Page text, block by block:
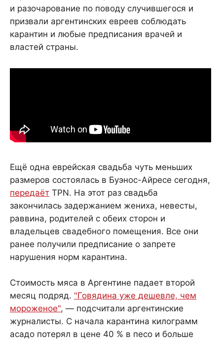
и разочарование по поводу случившегося и
призвали аргентинских евреев соблюдать
карантин и любые предписания врачей и
властей страны.
Ещё одна еврейская свадьба чуть меньших
размеров состоялась в Буэнос-Айресе сегодня,
передаёт TPN. На этот раз свадьба
закончилась задержанием жениха, невесты,
раввина, родителей с обеих сторон и
владельцев свадебного помещения. Все они
ранее получили предписание о запрете
нарушения норм карантина.
Стоимость мяса в Аргентине падает второй
месяц подряд. "Говядина уже дешевле, чем
мороженое", — подсчитали аргентинские
журналисты. С начала карантина килограмм
асадо потерял в цене 40 % в песо и больше